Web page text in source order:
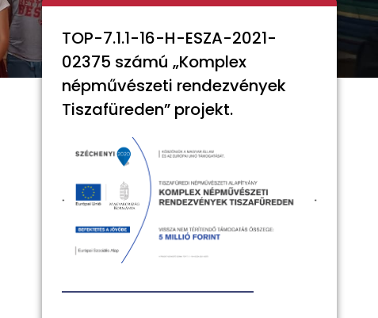
TOP-7.1.1-16-H-ESZA-2021-
02375 számú „Komplex
népművészeti rendezvények
Tiszafüreden” projekt.